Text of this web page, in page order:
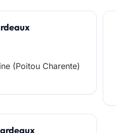
(Poitou Charente)